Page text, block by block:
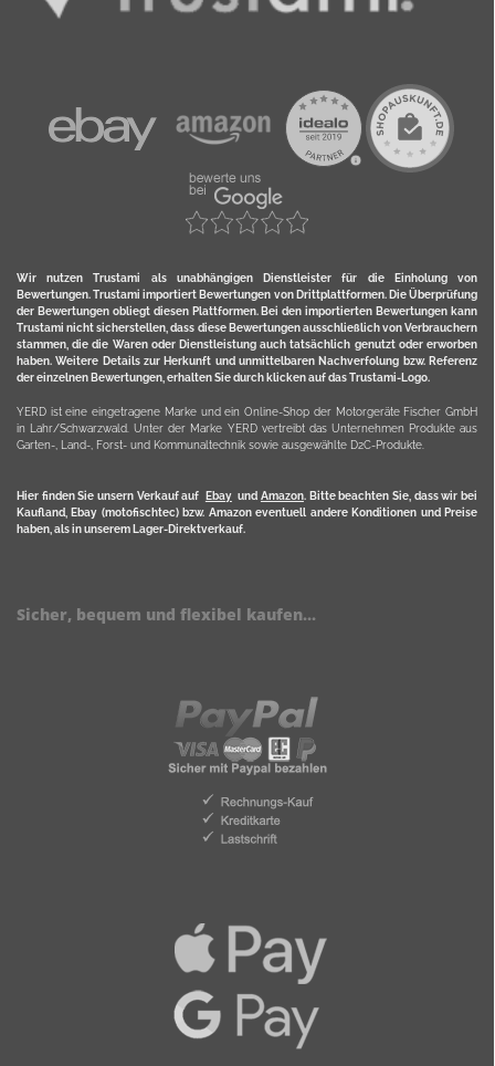
Wir nutzen Trustami als unabhängigen Dienstleister für die Einholung von
Bewertungen. Trustami importiert Bewertungen von Drittplattformen. Die Überprüfung
der Bewertungen obliegt diesen Plattformen. Bei den importierten Bewertungen kann
Trustami nicht sicherstellen, dass diese Bewertungen ausschließlich von Verbrauchern
stammen, die die Waren oder Dienstleistung auch tatsächlich genutzt oder erworben
haben. Weitere Details zur Herkunft und unmittelbaren Nachverfolung bzw. Referenz
der einzelnen Bewertungen, erhalten Sie durch klicken auf das Trustami-Logo.
YERD ist eine eingetragene Marke und ein Online-Shop der Motorgeräte Fischer GmbH
in Lahr/Schwarzwald. Unter der Marke YERD vertreibt das Unternehmen Produkte aus
Garten-, Land-, Forst- und Kommunaltechnik sowie ausgewählte D2C-Produkte.
Hier finden Sie unsern Verkauf auf Ebayund Amazon. Bitte beachten Sie, dass wir bei
Kaufland, Ebay (motofischtec) bzw. Amazon eventuell andere Konditionen und Preise
haben, als in unserem Lager-Direktverkauf.
Sicher, bequem und flexibel kaufen...